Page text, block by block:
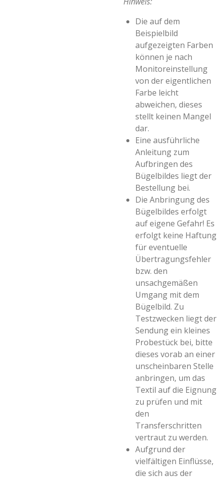
Die auf dem
Beispielbild
aufgezeigten Farben
können je nach
Monitoreinstellung
von der eigentlichen
Farbe leicht
abweichen, dieses
stellt keinen Mangel
dar.
Eine ausführliche
Anleitung zum
Aufbringen des
Bügelbildes liegt der
Bestellung bei.
Die Anbringung des
Bügelbildes erfolgt
auf eigene Gefahr! Es
erfolgt keine Haftung
für eventuelle
Übertragungsfehler
bzw. den
unsachgemäßen
Umgang mit dem
Bügelbild. Zu
Testzwecken liegt der
Sendung ein kleines
Probestück bei, bitte
dieses vorab an einer
unscheinbaren Stelle
anbringen, um das
Textil auf die Eignung
zu prüfen und mit
den
Transferschritten
vertraut zu werden.
Aufgrund der
vielfältigen Einflüsse,
die sich aus der